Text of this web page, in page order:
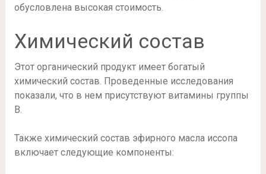
обусловлена высокая стоимость.
Химический состав
Этот органический продукт имеет богатый
химический состав. Проведенные исследования
показали, что в нем присутствуют витамины группы
B.
Также химический состав эфирного масла иссопа
включает следующие компоненты: